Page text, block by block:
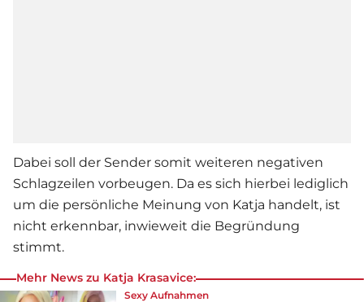
Dabei soll der Sender somit weiteren negativen
Schlagzeilen vorbeugen. Da es sich hierbei lediglich
um die persönliche Meinung von Katja handelt, ist
nicht erkennbar, inwieweit die Begründung
stimmt.
Mehr News zu Katja Krasavice:
Sexy Aufnahmen